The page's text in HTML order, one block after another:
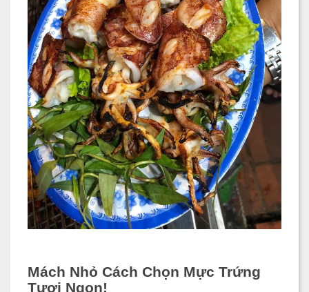
Mách Nhỏ Cách Chọn Mực Trứng
Tươi Ngon!